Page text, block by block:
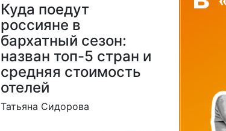
Куда поедут
россияне в
бархатный сезон:
назван топ-5 стран и
средняя стоимость
отелей
Татьяна Сидорова